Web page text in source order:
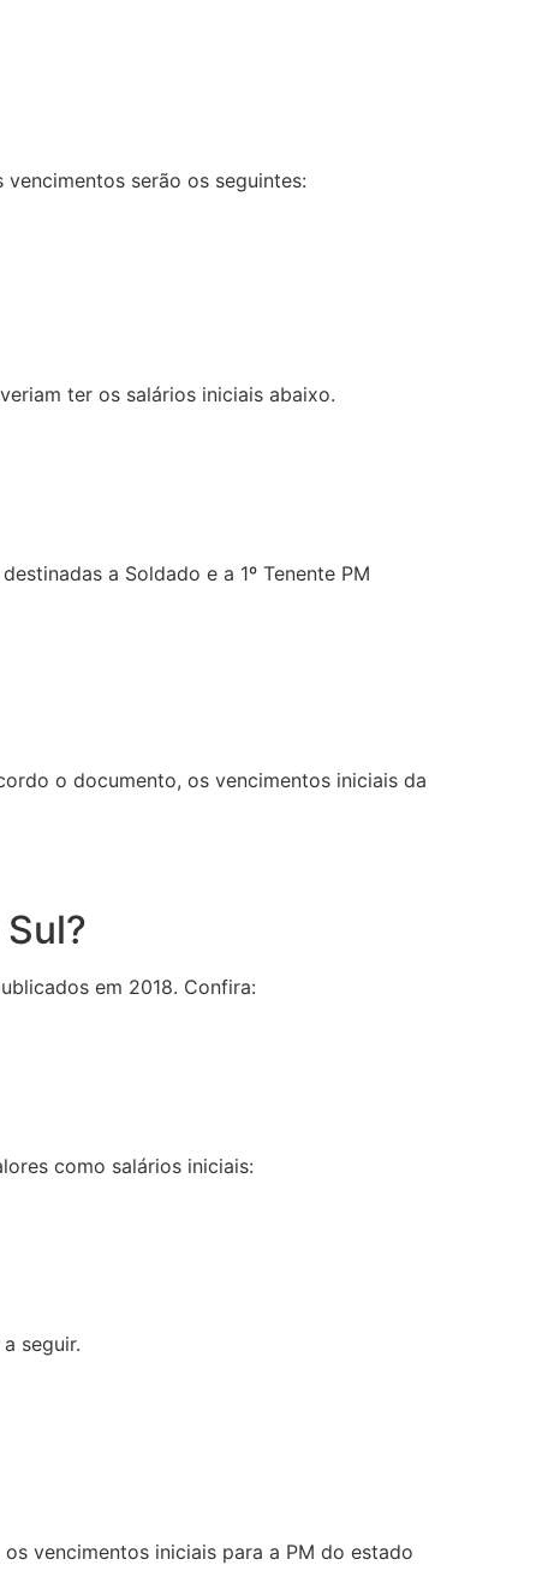
serão os seguintes:
ter os salários iniciais abaixo.
a Soldado e a 1º Tenente PM
o documento, os vencimentos iniciais da
em 2018. Confira:
como salários iniciais:
seguir.
vencimentos iniciais para a PM do estado